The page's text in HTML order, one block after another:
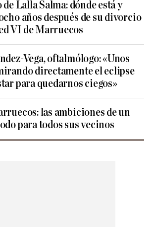
Lalla Salma: dónde está y
años después de su divorcio
VI de Marruecos
Vega, oftalmólogo: «Unos
directamente el eclipse
para quedarnos ciegos»
las ambiciones de un
para todos sus vecinos